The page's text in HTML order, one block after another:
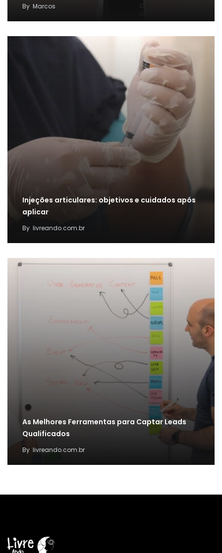
By Marcos
Injeções articulares: objetivos e cuidados após
aplicar
By livreando.com.br
As Melhores Ferramentas para Captar Leads
Qualificados
By livreando.com.br